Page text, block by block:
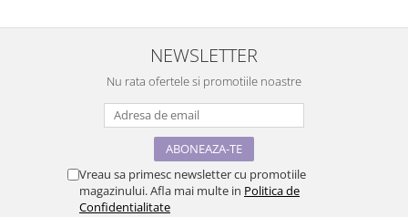
NEWSLETTER
Nu rata ofertele si promotiile noastre
Vreau sa primesc newsletter cu promotiile
magazinului. Afla mai multe in Politica de
Confidentialitate